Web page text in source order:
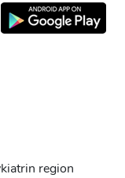
region